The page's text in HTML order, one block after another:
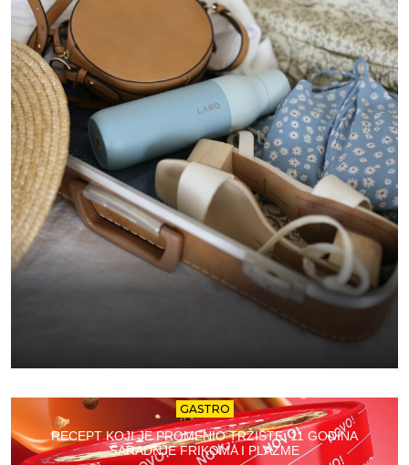
GASTRO
RECEPT KOJI JE PROMENIO TRŽIŠTE: 11 GODINA
SARADNJE FRIKOMA I PLAZME